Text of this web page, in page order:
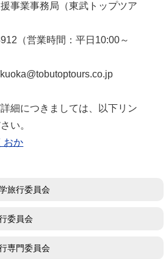
事業事務局（東武トップツア
（営業時間：平日10:00～
細につきましては、以下リン
い。
おか
旅行委員会
委員会
行専門委員会